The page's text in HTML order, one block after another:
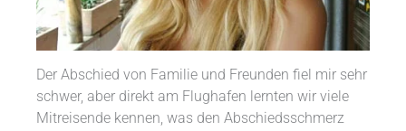
Der Abschied von Familie und Freunden fiel mir sehr
schwer, aber direkt am Flughafen lernten wir viele
Mitreisende kennen, was den Abschiedsschmerz